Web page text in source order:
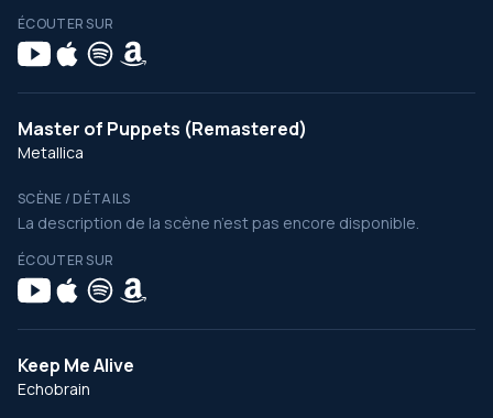
ÉCOUTER SUR
Master of Puppets (Remastered)
Metallica
SCÈNE / DÉTAILS
La description de la scène n’est pas encore disponible.
ÉCOUTER SUR
Keep Me Alive
Echobrain